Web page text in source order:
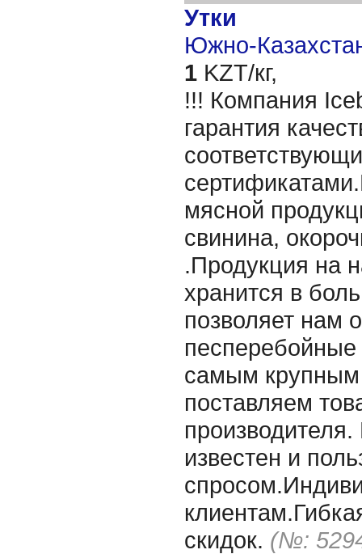
Утки
Южно-
1 KZT/кг,
!!! Компания
гарантия
мясной
свинина,
.Продукция на
хранится в
позволяет нам
песперебойные
самым
поставляем
известен и
скидок. (№: